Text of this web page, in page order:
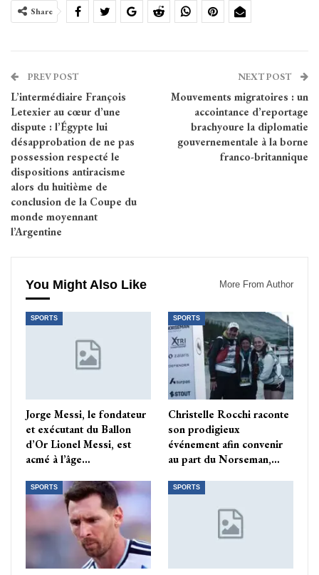
Share
PREV POST
L’intermédiaire François
Letexier au cœur d’une
dispute : l’Égypte lui
désapprobation de ne pas
possession respecté le
dispositions antiracisme
alors du huitième de
conclusion de la Coupe du
monde moyennant
l’Argentine
NEXT POST
Mouvements migratoires : un
accointance d’reportage
brachyoure la diplomatie
gouvernementale à la borne
franco-britannique
You Might Also Like More From Author
SPORTS
Jorge Messi, le fondateur
et exécutant du Ballon
d’Or Lionel Messi, est
acmé à l’âge…
SPORTS
Christelle Rocchi raconte
son prodigieux
événement afin convenir
au part du Norseman,…
SPORTS SPORTS